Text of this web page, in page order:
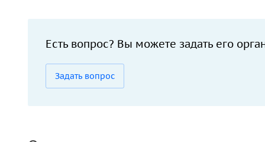
Есть вопрос? Вы можете задать его
Задать вопрос